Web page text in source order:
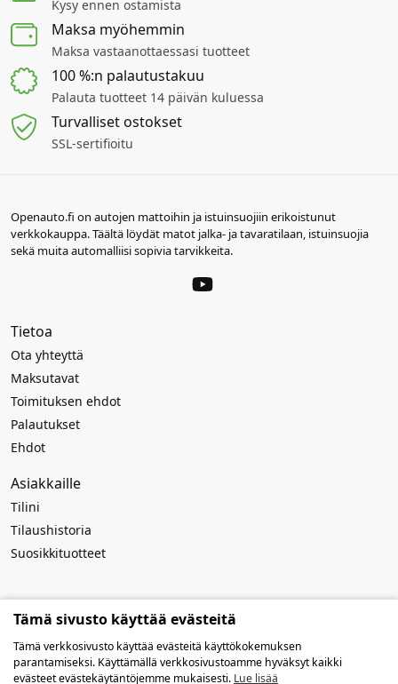
Kysy ennen ostamista
Maksa myöhemmin
Maksa vastaanottaessasi tuotteet
100 %:n palautustakuu
Palauta tuotteet 14 päivän kuluessa
Turvalliset ostokset
SSL-sertifioitu
Openauto.fi on autojen mattoihin ja istuinsuojiin erikoistunut
verkkokauppa. Täältä löydät matot jalka- ja tavaratilaan, istuinsuojia
sekä muita automalliisi sopivia tarvikkeita.
Tietoa
Ota yhteyttä
Maksutavat
Toimituksen ehdot
Palautukset
Ehdot
Asiakkaille
Tilini
Tilaushistoria
Suosikkituotteet
Rekvisiitta
MB Atviros idėjos
Koodi: 303916994
ALV-numero: LT100009259419
Tämä sivusto käyttää evästeitä
Tämä verkkosivusto käyttää evästeitä käyttökokemuksen
parantamiseksi. Käyttämällä verkkosivustoamme hyväksyt kaikki
evästeet evästekäytäntöjemme mukaisesti. Lue lisää